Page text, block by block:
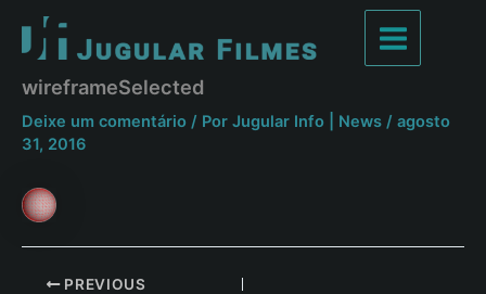
conteúdo
Main
wireframeSelected
Deixe um comentário / Por Jugular Info | News / agosto
31, 2016
Post PREVIOUS